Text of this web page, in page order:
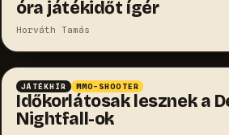
óra játékidőt ígér
Horváth Tamás
JÁTÉKHÍR MMO-SHOOTER
Időkorlátosak lesznek a
Nightfall-ok